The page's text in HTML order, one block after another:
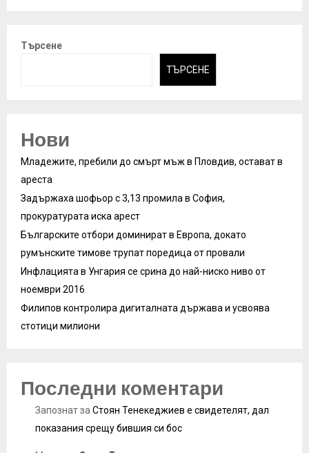
Търсене
ТЪРСЕНЕ
Нови
Младежите, пребили до смърт мъж в Пловдив, остават в
ареста
Задържаха шофьор с 3,13 промила в София,
прокуратурата иска арест
Българските отбори доминират в Европа, докато
румънските тимове трупат поредица от провали
Инфлацията в Унгария се срина до най-ниско ниво от
ноември 2016
Филипов контролира дигиталната държава и усвоява
стотици милиони
Последни коментари
ЗапознатзаСтоян Тенекеджиев е свидетелят, дал
показания срещу бившия си бос